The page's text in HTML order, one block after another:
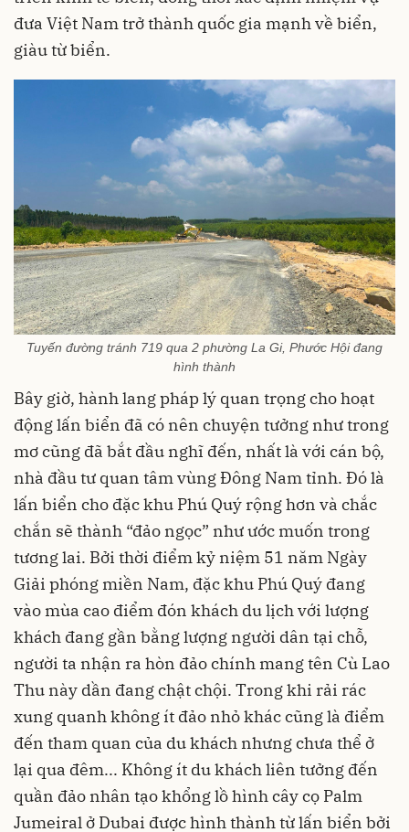
đưa Việt Nam trở thành quốc gia mạnh về biển,
giàu từ biển.
Tuyến đường tránh 719 qua 2 phường La Gi, Phước Hội đang
hình thành
Bây giờ, hành lang pháp lý quan trọng cho hoạt
động lấn biển đã có nên chuyện tưởng như trong
mơ cũng đã bắt đầu nghĩ đến, nhất là với cán bộ,
nhà đầu tư quan tâm vùng Đông Nam tỉnh. Đó là
lấn biển cho đặc khu Phú Quý rộng hơn và chắc
chắn sẽ thành “đảo ngọc” như ước muốn trong
tương lai. Bởi thời điểm kỷ niệm 51 năm Ngày
Giải phóng miền Nam, đặc khu Phú Quý đang
vào mùa cao điểm đón khách du lịch với lượng
khách đang gần bằng lượng người dân tại chỗ,
người ta nhận ra hòn đảo chính mang tên Cù Lao
Thu này dần đang chật chội. Trong khi rải rác
xung quanh không ít đảo nhỏ khác cũng là điểm
đến tham quan của du khách nhưng chưa thể ở
lại qua đêm... Không ít du khách liên tưởng đến
quần đảo nhân tạo khổng lồ hình cây cọ Palm
Jumeiral ở Dubai được hình thành từ lấn biển bởi